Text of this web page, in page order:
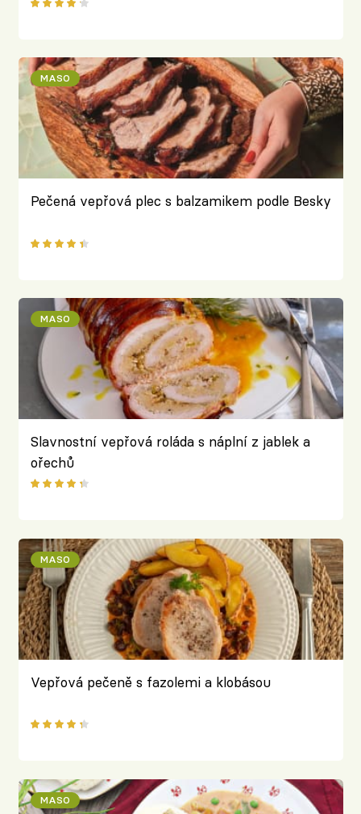
MASO
Pečená vepřová plec s balzamikem podle Besky
MASO
Slavnostní vepřová roláda s náplní z jablek a
ořechů
MASO
Vepřová pečeně s fazolemi a klobásou
MASO